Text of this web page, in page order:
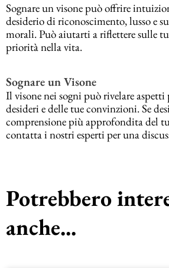
Sognare un visone può offrire
desiderio di riconoscimento, lusso e
morali. Può aiutarti a riflettere sulle
priorità nella vita.
Sognare un Visone
Il visone nei sogni può rivelare
desideri e delle tue convinzioni. Se
comprensione più approfondita del
contatta i nostri esperti per una
Potrebbero
anche...